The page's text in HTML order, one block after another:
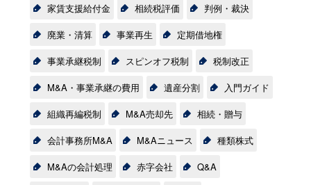
家賃支援給付金
相続税評価
判例・裁決
廃業・清算
事業再生
定期借地権
事業承継税制
スピンオフ税制
税制改正
M&A・事業承継の費用
遺産分割
入門ガイド
組織再編税制
M&A売却先
相続・贈与
会計事務所M&A
M&Aニュース
種類株式
M&Aの会計処理
赤字会社
Q&A